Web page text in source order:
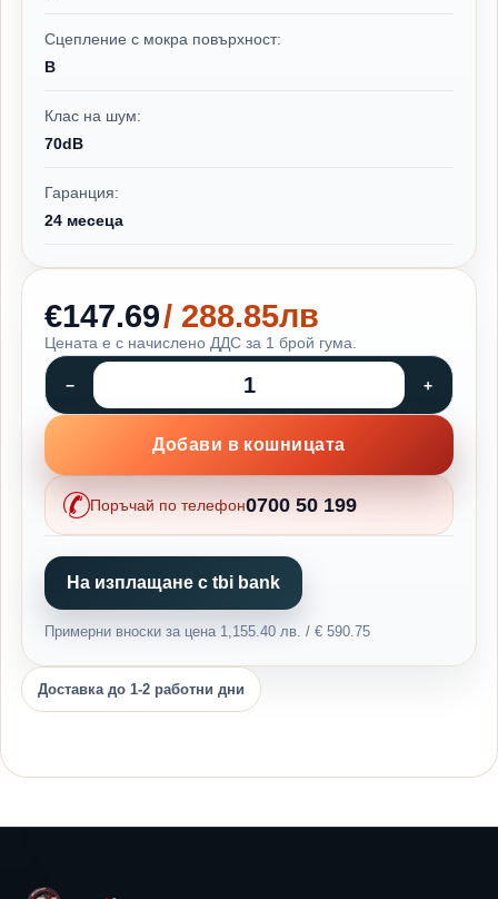
Сцепление с мокра повърхност:
B
Клас на шум:
70dB
Гаранция:
24 месеца
€147.69/ 288.85лв
Цената е с начислено ДДС за 1 брой гума.
Добави в кошницата
Поръчай по телефон0700 50 199
На изплащане с tbi bank
Примерни вноски за цена 1,155.40 лв. / € 590.75
Доставка до 1-2 работни дни